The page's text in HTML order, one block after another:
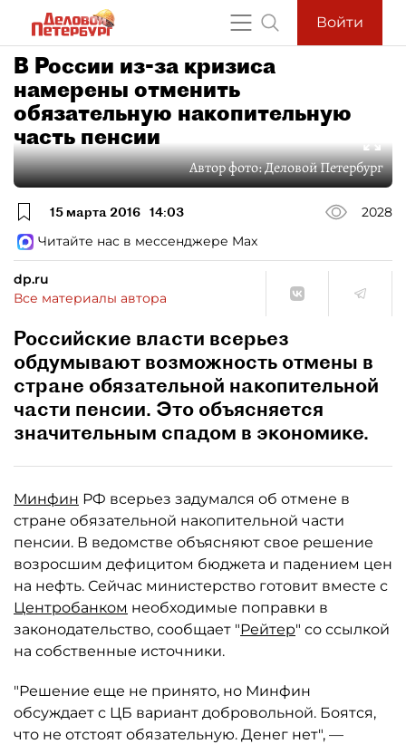
Войти
В России из-за кризиса
намерены отменить
обязательную накопительную
часть пенсии
Автор фото:Деловой Петербург
15 марта 2016 14:03
2028
Читайте нас в мессенджере Max
dp.ru
Все материалы автора
Российские власти всерьез
обдумывают возможность отмены в
стране обязательной накопительной
части пенсии. Это объясняется
значительным спадом в экономике.
Минфин РФ всерьез задумался об отмене в
стране обязательной накопительной части
пенсии. В ведомстве объясняют свое решение
возросшим дефицитом бюджета и падением цен
на нефть. Сейчас министерство готовит вместе с
Центробанком необходимые поправки в
законодательство, сообщает "Рейтер" со ссылкой
на собственные источники.
"Решение еще не принято, но Минфин
обсуждает с ЦБ вариант добровольной. Боятся,
что не отстоят обязательную. Денег нет", —